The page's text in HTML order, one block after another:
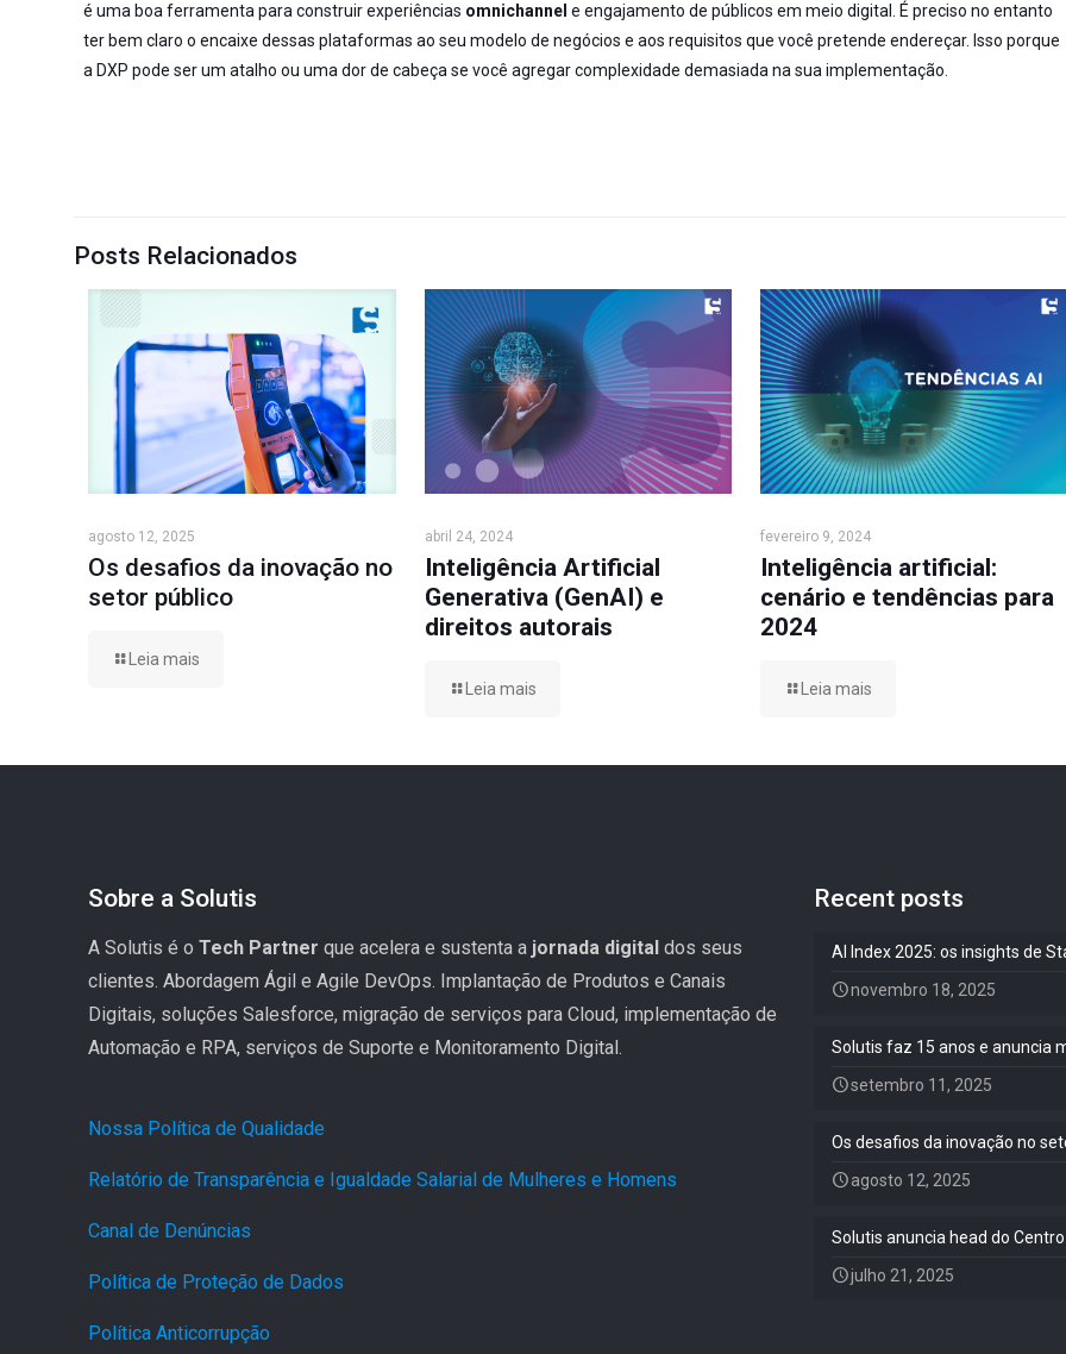
é uma boa ferramenta para construir experiências omnichannel e engajamento de públicos em meio digital. É preciso no entanto
ter bem claro o encaixe dessas plataformas ao seu modelo de negócios e aos requisitos que você pretende endereçar. Isso porque
a DXP pode ser um atalho ou uma dor de cabeça se você agregar complexidade demasiada na sua implementação.
Posts Relacionados
agosto 12, 2025
Os desafios da inovação no
setor público
Leia mais
abril 24, 2024
Inteligência Artificial
Generativa (GenAI) e
direitos autorais
Leia mais
fevereiro 9, 2024
Inteligência artificial:
cenário e tendências para
2024
Leia mais
Sobre a Solutis
A Solutis é o Tech Partner que acelera e sustenta a jornada digital dos seus
clientes. Abordagem Ágil e Agile DevOps. Implantação de Produtos e Canais
Digitais, soluções Salesforce, migração de serviços para Cloud, implementação de
Automação e RPA, serviços de Suporte e Monitoramento Digital.
Nossa Política de Qualidade
Relatório de Transparência e Igualdade Salarial de Mulheres e Homens
Canal de Denúncias
Política de Proteção de Dados
Política Anticorrupção
Recent posts
AI Index 2025: os insights de
novembro 18, 2025
Solutis faz 15 anos e anuncia
setembro 11, 2025
Os desafios da inovação no
agosto 12, 2025
Solutis anuncia head do
julho 21, 2025